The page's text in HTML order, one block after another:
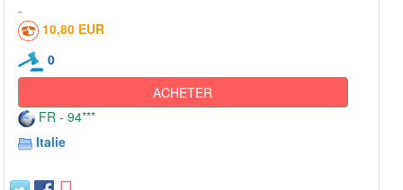
10,80 EUR
0
ACHETER
FR - 94***
Italie